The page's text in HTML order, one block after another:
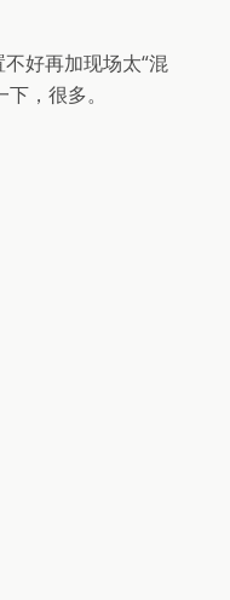
好再加现场太“混
，很多。